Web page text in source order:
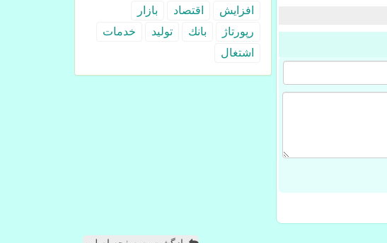
افزایش اقتصاد
بازار
رپورتاژ
بانك تولید
خدمات
اشتغال